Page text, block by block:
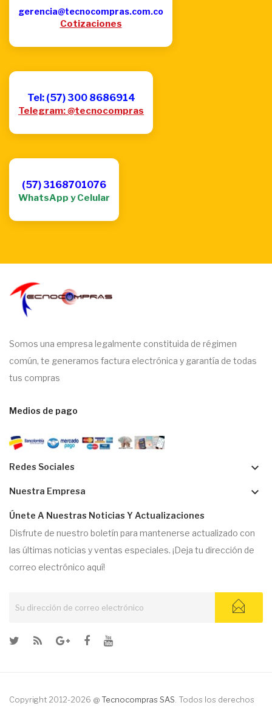
gerencia@tecnocompras.com.co
Cotizaciones
Tel: (57) 300 8686914
Telegram: @tecnocompras
(57) 3168701076
WhatsApp y Celular
Somos una empresa legalmente constituida de régimen
común, te generamos factura electrónica y garantía de todas
tus compras
Medios de pago
Redes Sociales keyboard_arrow_down
Nuestra Empresa keyboard_arrow_down
Únete A Nuestras Noticias Y Actualizaciones
Disfrute de nuestro boletín para mantenerse actualizado con
las últimas noticias y ventas especiales. ¡Deja tu dirección de
correo electrónico aquí!
Copyright 2012-2026 @ Tecnocompras SAS . Todos los derechos